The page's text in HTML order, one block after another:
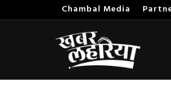
Chambal Media